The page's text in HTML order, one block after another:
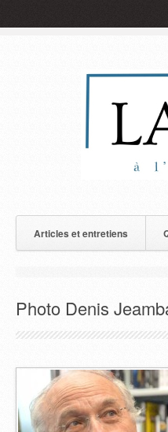
Articles et entretiens
Photo Denis